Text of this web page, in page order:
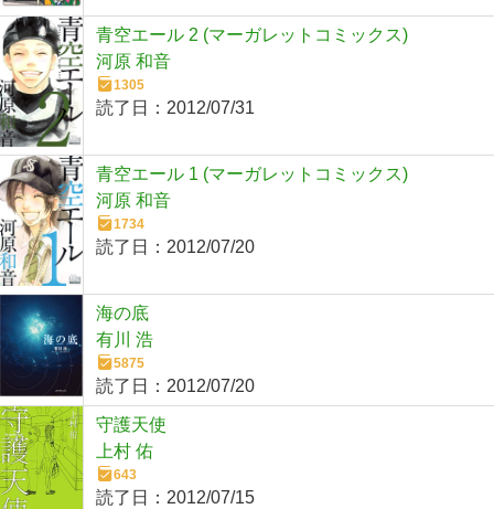
青空エール 2 (マーガレットコミックス)
河原 和音
1305
読了日： 2012/07/31
青空エール 1 (マーガレットコミックス)
河原 和音
1734
読了日： 2012/07/20
海の底
有川 浩
5875
読了日： 2012/07/20
守護天使
上村 佑
643
読了日： 2012/07/15